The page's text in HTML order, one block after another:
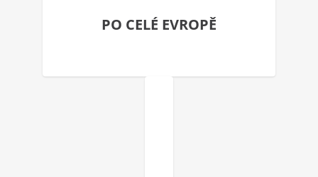
PO CELÉ EVROPĚ